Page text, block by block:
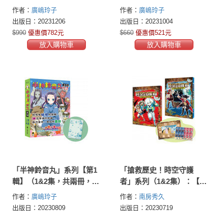
首刷限量加贈「鈴音丸打
氣加油透明書籤卡」）
作者： 廣嶋玲子
出版日：20231206
$990 優惠價782元
放入購物車
刷限量加贈「迎神驅鬼-鈴
音丸透明書籤卡」）
作者： 廣嶋玲子
出版日：20231004
$660 優惠價521元
放入購物車
「半神鈴音丸」系列【第1
輯】（1&2集，共兩冊，首
刷限量加贈「妖怪滿滿-山
之子透明書籤卡」）
作者： 廣嶋玲子
出版日：20230809
「搶救歷史！時空守護
者」系列（1&2集）：【重
返古埃及王朝】+【勇闖海
盜黃金時代】（套書附
作者： 南房秀久
出版日：20230719